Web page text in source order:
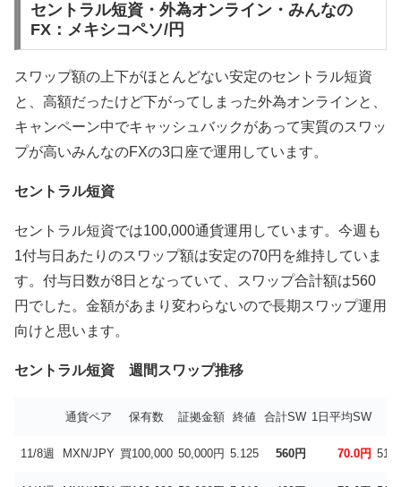
セントラル短資・外為オンライン・みんなの
FX：メキシコペソ/円
スワップ額の上下がほとんどない安定のセントラル短資
と、高額だったけど下がってしまった外為オンラインと、
キャンペーン中でキャッシュバックがあって実質のスワッ
プが高いみんなのFXの3口座で運用しています。
セントラル短資
セントラル短資では100,000通貨運用しています。今週も
1付与日あたりのスワップ額は安定の70円を維持していま
す。付与日数が8日となっていて、スワップ合計額は560
円でした。金額があまり変わらないので長期スワップ運用
向けと思います。
セントラル短資 週間スワップ推移
通貨ペア 保有数 証拠金額 終値 合計SW 1日平均SW
11/8週 MXN/JPY 買100,000 50,000円 5.125 560円 70.0円